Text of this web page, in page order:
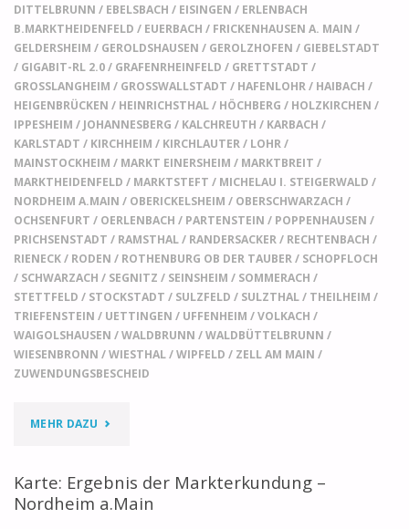
A.
MAIN"
DITTELBRUNN / EBELSBACH / EISINGEN / ERLENBACH
B.MARKTHEIDENFELD / EUERBACH / FRICKENHAUSEN A. MAIN /
GELDERSHEIM / GEROLDSHAUSEN / GEROLZHOFEN / GIEBELSTADT
/ GIGABIT-RL 2.0/ GRAFENRHEINFELD / GRETTSTADT /
GROSSLANGHEIM
/ GROSSWALLSTADT / HAFENLOHR/ HAIBACH /
HEIGENBRÜCKEN / HEINRICHSTHAL/ HÖCHBERG / HOLZKIRCHEN /
IPPESHEIM / JOHANNESBERG / KALCHREUTH / KARBACH /
KARLSTADT / KIRCHHEIM / KIRCHLAUTER/ LOHR/
MAINSTOCKHEIM / MARKT EINERSHEIM / MARKTBREIT /
MARKTHEIDENFELD / MARKTSTEFT / MICHELAU I. STEIGERWALD /
NORDHEIM A.MAIN / OBERICKELSHEIM / OBERSCHWARZACH /
OCHSENFURT / OERLENBACH / PARTENSTEIN / POPPENHAUSEN /
PRICHSENSTADT / RAMSTHAL/ RANDERSACKER/ RECHTENBACH /
RIENECK/ RODEN / ROTHENBURG OB DER TAUBER/ SCHOPFLOCH
/ SCHWARZACH / SEGNITZ / SEINSHEIM / SOMMERACH /
STETTFELD / STOCKSTADT / SULZFELD / SULZTHAL/ THEILHEIM /
TRIEFENSTEIN / UETTINGEN / UFFENHEIM /VOLKACH /
WAIGOLSHAUSEN /WALDBRUNN /WALDBÜTTELBRUNN /
WIESENBRONN /WIESTHAL/WIPFELD / ZELL AM MAIN /
ZUWENDUNGSBESCHEID
MEHR DAZU "ERGEBNIS
GIGABIT-
Karte: Ergebnis der Markterkundung –
Nordheim a.Main